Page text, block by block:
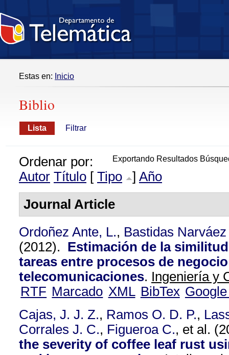
Estas en: Inicio
Biblio
Lista Filtrar
Exportando Resultados
Ordenar por:
Autor Título [ Tipo ] Año
Journal Article
Ordoñez Ante, L., Bastidas Narváez
(2012). Estimación de la
tareas entre procesos de
telecomunicaciones. Ingeniería y
RTF Marcado XML BibTex
Cajas, J. J. Z., Ramos O. D. P.,
Corrales J. C., Figueroa C., et al.
the severity of coffee leaf rust